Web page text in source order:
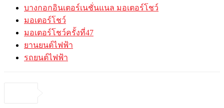
บางกอกอินเตอร์เนชั่นแนล มอเตอร์โชว์
มอเตอร์โชว์
มอเตอร์โชว์ครั้งที่47
ยานยนต์ไฟฟ้า
รถยนต์ไฟฟ้า